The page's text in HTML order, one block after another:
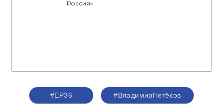
Россия»
#ЕР36 #ВладимирНетёсов